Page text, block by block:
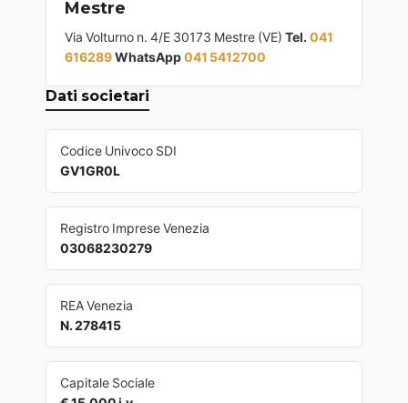
Mestre
Via Volturno n. 4/E 30173 Mestre (VE) Tel. 041
616289WhatsApp041 5412700
Dati societari
Codice Univoco SDI
GV1GR0L
Registro Imprese Venezia
03068230279
REA Venezia
N. 278415
Capitale Sociale